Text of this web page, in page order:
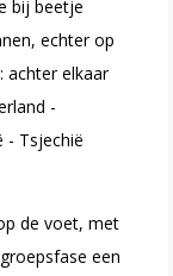
bij beetje
echter op
achter elkaar
-
- Tsjechië
de voet, met
een